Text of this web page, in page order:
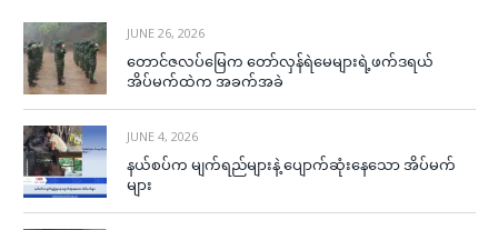
JUNE 26, 2026
တောင်ဇလပ်မြေက တော်လှန်ရဲမေများရဲ့ဖက်ဒရယ်
အိပ်မက်ထဲက အခက်အခဲ
JUNE 4, 2026
နယ်စပ်က မျက်ရည်များနဲ့ ပျောက်ဆုံးနေသော အိပ်မက်
များ